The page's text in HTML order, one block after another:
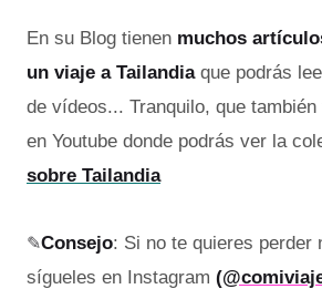
En su Blog tienen muchos
un viaje a Tailandiaque podrás
de vídeos... Tranquilo, que también
en Youtube donde podrás ver la
sobre Tailandia
✎Consejo: Si no te quieres perder
sígueles en Instagram